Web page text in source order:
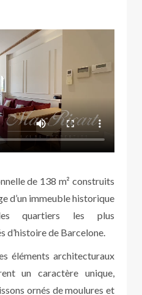
de 138 m² construits
d’un immeuble historique
quartiers les plus
d’histoire de Barcelone.
éléments architecturaux
un caractère unique,
ornés de moulures et